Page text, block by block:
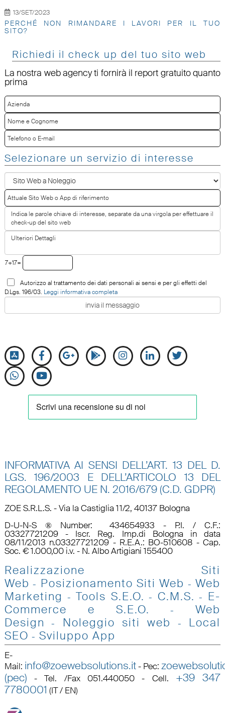
13/SET/2023
PERCHÉ NON RIMANDARE I LAVORI PER IL TUO
SITO?
Richiedi il check up del tuo sito web
La nostra web agency ti fornirà il report gratuito quanto
prima
Selezionare un servizio di interesse
7+17=
Autorizzo al trattamento dei dati personali ai sensi e per gli effetti del
D.Lgs. 196/03. Leggi informativa completa
INFORMATIVA AI SENSI DELL’ART. 13 DEL D.
LGS. 196/2003 E DELL’ARTICOLO 13 DEL
REGOLAMENTO UE N. 2016/679 (C.D. GDPR)
ZOE S.R.L.S. - Via la Castiglia 11/2, 40137 Bologna
D-U-N-S ® Number: 434654933 - P.I. / C.F.:
03327721209 - Iscr. Reg. Imp.di Bologna in data
08/11/2013 n.03327721209 - R.E.A.: BO-510608 - Cap.
Soc. € 1.000,00 i.v. - N. Albo Artigiani 155400
Realizzazione Siti
Web - Posizionamento Siti Web -Web
Marketing - Tools S.E.O. - C.M.S. - E-
Commerce e S.E.O.
-Web
Design
- Noleggio siti web - Local
SEO - Sviluppo App
E-
Mail: info@zoewebsolutions.it- Pec:
(pec) -Tel. /Fax 051.440050 - Cell. +39 347
7780001 (IT / EN)